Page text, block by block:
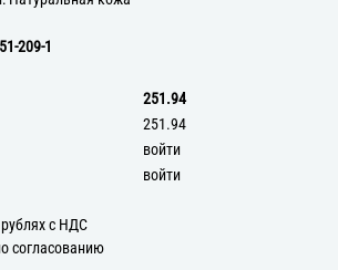
209-1
251.94
251.94
войти
войти
с НДС
согласованию